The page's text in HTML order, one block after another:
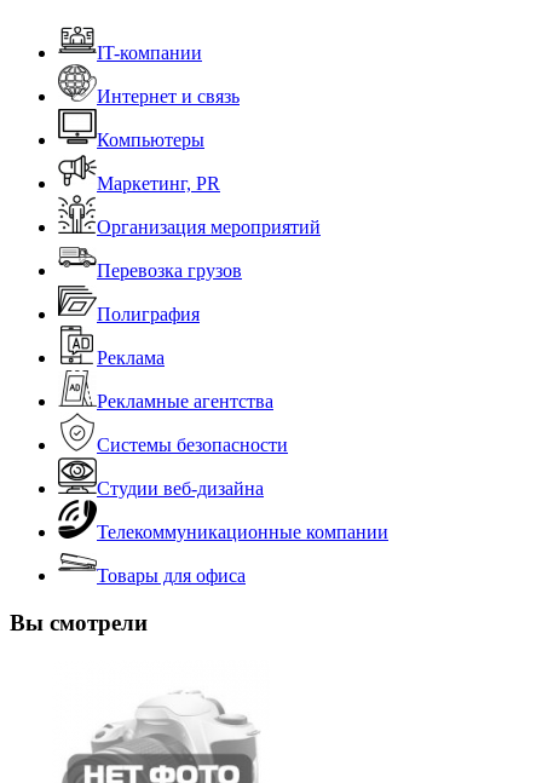
IT-компании
Интернет и связь
Компьютеры
Маркетинг, PR
Организация мероприятий
Перевозка грузов
Полиграфия
Реклама
Рекламные агентства
Системы безопасности
Студии веб-дизайна
Телекоммуникационные компании
Товары для офиса
Вы смотрели